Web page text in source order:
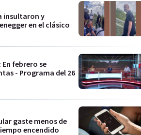
insultaron y
en el clásico
En febrero se
- Programa del 26
gaste menos de
encendido